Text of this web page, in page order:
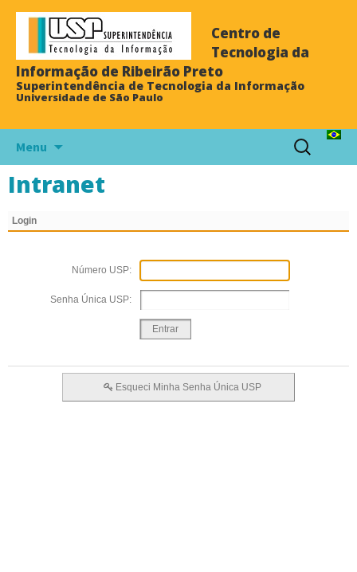
Centro de
Tecnologia da
Informação de Ribeirão Preto
Superintendência de Tecnologia da Informação
Universidade de São Paulo
Menu
Intranet